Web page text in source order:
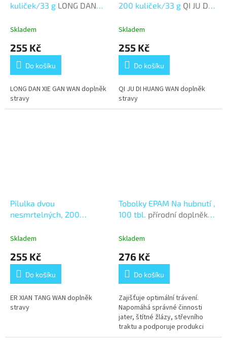
kuliček/33 g LONG DAN
Skladem
255 Kč
Do košíku
LONG DAN XIE GAN WAN doplněk
stravy
200 kuliček/33 g QI JU DI
Skladem
255 Kč
Do košíku
QI JU DI HUANG WAN doplněk
stravy
Pilulka dvou
nesmrtelných, 200
TANG WAN
Skladem
255 Kč
Do košíku
ER XIAN TANG WAN doplněk
stravy
Tobolky EPAM Na hubnutí ,
100 tbl. přírodní doplněk
Skladem
276 Kč
Do košíku
Zajišťuje optimální trávení.
Napomáhá správné činnosti
jater, štítné žlázy, střevního
traktu a podporuje produkci
hormonů.